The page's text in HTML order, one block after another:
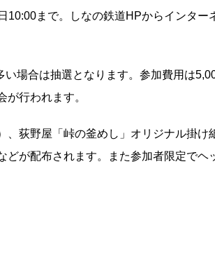
まで。しなの鉄道HPからインター
場合は抽選となります。参加費用は
行われます。
荻野屋「峠の釜めし」オリジナル掛け
が配布されます。また参加者限定でヘ